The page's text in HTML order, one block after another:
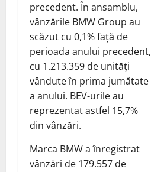
precedent. În ansamblu,
vânzările BMW Group au
scăzut cu 0,1% față de
perioada anului precedent,
cu 1.213.359 de unități
vândute în prima jumătate
a anului. BEV-urile au
reprezentat astfel 15,7%
din vânzări.
Marca BMW a înregistrat
vânzări de 179.557 de